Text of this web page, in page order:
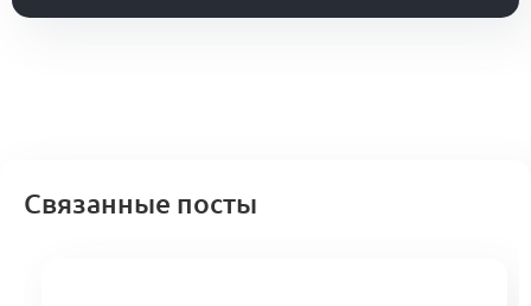
Связанные посты